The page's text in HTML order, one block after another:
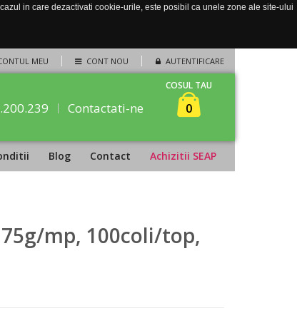
in care dezactivati cookie-urile, este posibil ca unele zone ale site-ului
MEU CONT NOU AUTENTIFICARE
Contactati-ne
COSUL TAU
0
Blog Contact Achizitii SEAP
mp, 100coli/top,